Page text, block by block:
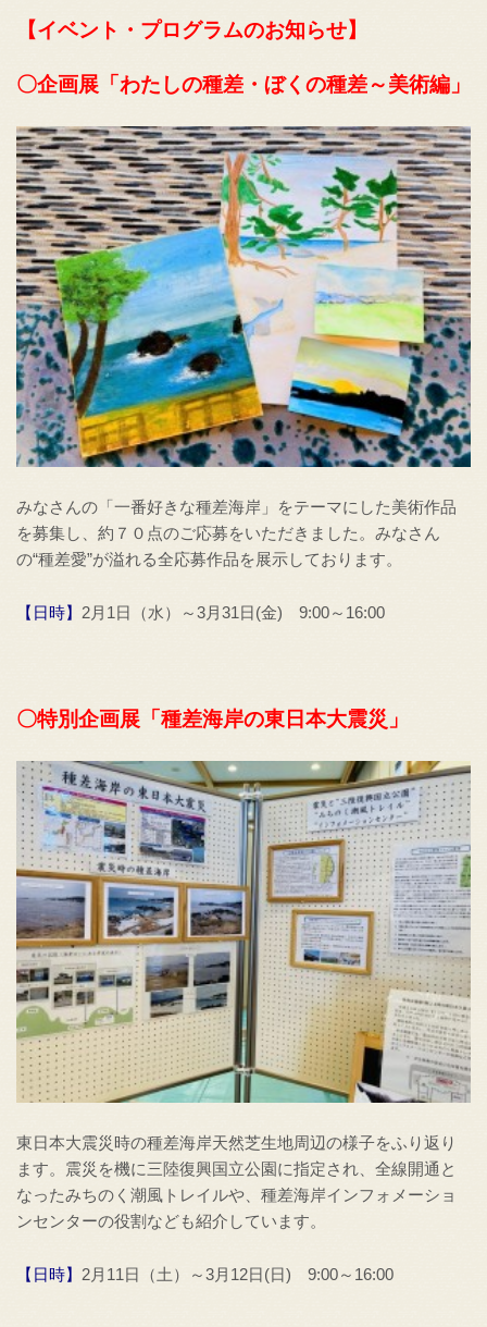
【イベント・プログラムのお知らせ】
〇企画展「わたしの種差・ぼくの種差～美術編」
みなさんの「一番好きな種差海岸」をテーマにした美術作品
を募集し、約７０点のご応募をいただきました。みなさん
の“種差愛”が溢れる全応募作品を展示しております。
【日時】 2月1日（水）～3月31日(金) 9:00～16:00
〇特別企画展「種差海岸の東日本大震災」
東日本大震災時の種差海岸天然芝生地周辺の様子をふり返り
ます。震災を機に三陸復興国立公園に指定され、全線開通と
なったみちのく潮風トレイルや、種差海岸インフォメーショ
ンセンターの役割なども紹介しています。
【日時】 2月11日（土）～3月12日(日) 9:00～16:00